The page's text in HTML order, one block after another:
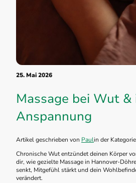
25. Mai 2026
Massage bei Wut
Anspannung
Artikel geschrieben von Paulin der Kategorie
Chronische Wut entzündet deinen Körper
dir, wie gezielte Massage in Hannover-
senkt, Mitgefühl stärkt und dein
verändert.